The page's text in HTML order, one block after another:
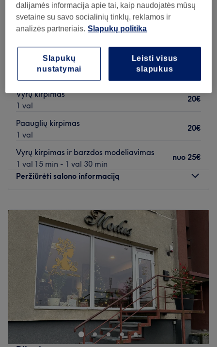
Barber Ringas Vyrų kirpykla - Barbershop
1465 atsiliepimai
Taurage
Rodyti žemėlapyje
Vyrų kirpimas
1 val
20€
Paauglių kirpimas
1 val
20€
Vyrų kirpimas ir barzdos modeliavimas
1 val 15 min - 1 val 30 min
nuo 25€
Peržiūrėti salono informaciją
Antradienis
08:00– 19:00
Trečiadienis
20:00
Ketvirtadienis
19:00
Penktadienis
08:00 –20:00
Šeštadienis
08:00
17:00
Sekmadienis
09:00–15:00
Palepinkite save Barber Ringas Vyrų kirpykla -
Barbershop, kuris yra įsikūręs Tauragėje, vos kelių minučių
atstumu nuo Pilies aikštės. Vyrų kirpimas bei barzdos
modeliavimas - tai tik kelios šio nuostabaus salono
siūlomų procedūrų.
dalijamės informacija apie tai, kaip naudojatės mūsų
svetaine su savo socialinių tinklų, reklamos ir
analizės partneriais. Slapukų politika
Leisti visus
slapukus
Slapukų
nustatymai